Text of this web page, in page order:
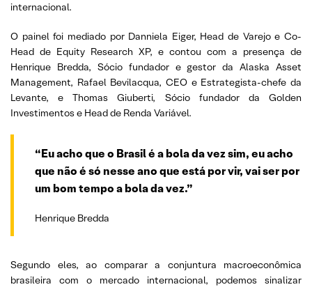
internacional.
O painel foi mediado por Danniela Eiger, Head de Varejo e Co-
Head de Equity Research XP, e contou com a presença de
Henrique Bredda, Sócio fundador e gestor da Alaska Asset
Management, Rafael Bevilacqua, CEO e Estrategista-chefe da
Levante, e Thomas Giuberti, Sócio fundador da Golden
Investimentos e Head de Renda Variável.
“Eu acho que o Brasil é a bola da vez sim, eu acho
que não é só nesse ano que está por vir, vai ser por
um bom tempo a bola da vez.”
Henrique Bredda
Segundo eles, ao comparar a conjuntura macroeconômica
brasileira com o mercado internacional, podemos sinalizar